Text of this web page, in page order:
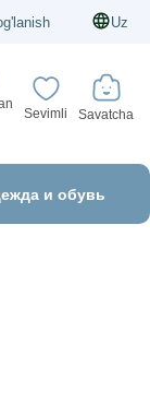
Uz
Sevimli Savatcha
и обувь